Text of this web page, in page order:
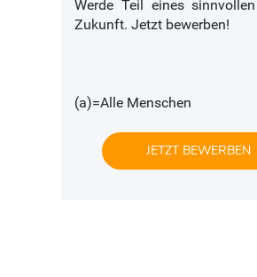
Werde Teil eines
Zukunft. Jetzt bewerben!
(a)=Alle Menschen
JETZT BEWERBEN